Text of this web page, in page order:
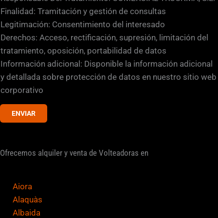
d
e
i
l
l
a
s
d
e
v
f
Finalidad: Tramitación y gestión de consultas
Legitimación: Consentimiento del interesado
Derechos: Acceso, rectificación, supresión, limitación del
tratamiento, oposición, portabilidad de datos
Información adicional: Disponible la información adicional
y detallada sobre protección de datos en nuestro sitio web
corporativo
ENVIAR
Ofrecemos alquiler y venta de Volteadoras en
Aiora
Alaquàs
Albaida